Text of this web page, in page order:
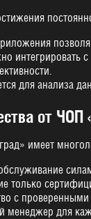
интегрировать
для анализа
от
имеет
только
с
менеджер для